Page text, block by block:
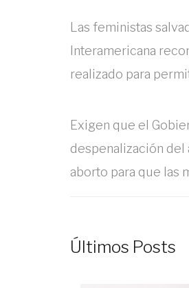
Las feministas
Interamericana
realizado para
Exigen que el
despenalización del
aborto para que las
Últimos Posts